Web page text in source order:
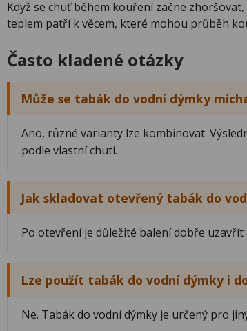
Když se chuť během kouření začne
teplem patří k věcem, které mohou průběh
Často kladené otázky
Může se tabák do vodní dýmky
Ano, různé varianty lze kombinovat.
podle vlastní chuti.
Jak skladovat otevřený tabák do
Po otevření je důležité balení dobře
Lze použít tabák do vodní dýmky i
Ne. Tabák do vodní dýmky je určený pro